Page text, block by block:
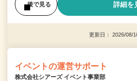
後で見る 詳細を
更新日： 2026/
イベントの運営サポート
株式会社シアーズ イベント事業部